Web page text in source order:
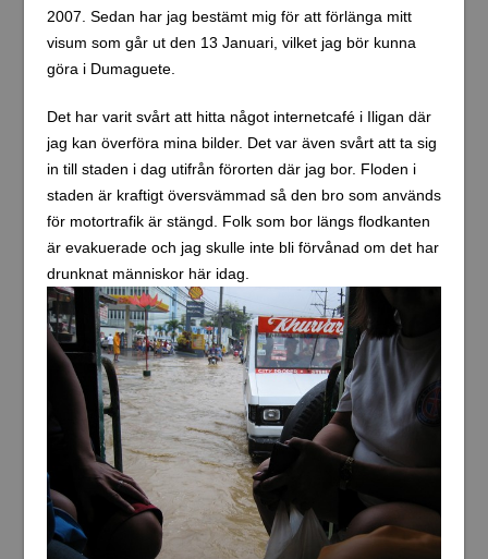
2007. Sedan har jag bestämt mig för att förlänga mitt
visum som går ut den 13 Januari, vilket jag bör kunna
göra i Dumaguete.
Det har varit svårt att hitta något internetcafé i Iligan där
jag kan överföra mina bilder. Det var även svårt att ta sig
in till staden i dag utifrån förorten där jag bor. Floden i
staden är kraftigt översvämmad så den bro som används
för motortrafik är stängd. Folk som bor längs flodkanten
är evakuerade och jag skulle inte bli förvånad om det har
drunknat människor här idag.